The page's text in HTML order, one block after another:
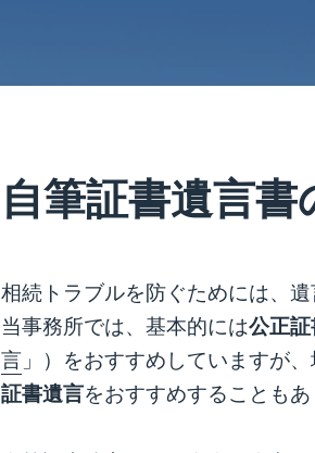
自筆証書遺言書
相続トラブルを防ぐためには、
当事務所では、基本的には公正
言 」）をおすすめしていますが
証書遺言をおすすめすることもあ